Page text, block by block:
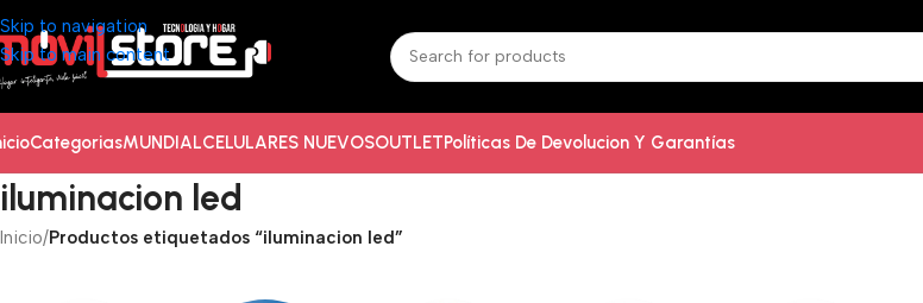
Skip to navigation
Skip to main content
CategoriasMUNDIALCELULARES NUEVOSOUTLETPolíticas De Devolucion Y Garantías
iluminacion led
Inicio/Productos etiquetados “iluminacion led”